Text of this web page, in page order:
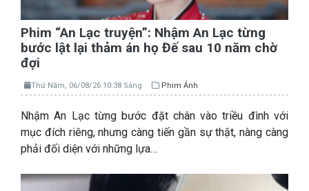
Phim “An Lạc truyện”: Nhậm An Lạc từng
bước lật lại thảm án họ Đế sau 10 năm chờ
đợi
Thứ Năm, 06/08/26 10:38 Sáng Phim Ảnh
Nhậm An Lạc từng bước đặt chân vào triều đình với
mục đích riêng, nhưng càng tiến gần sự thật, nàng càng
phải đối diện với những lựa…